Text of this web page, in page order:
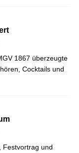
1867 überzeugte
Cocktails und
Festvortrag und